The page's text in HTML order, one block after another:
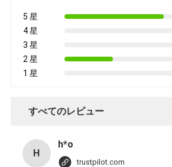
5 星
4 星
3 星
2 星
1 星
すべてのレビュー
H
h*o
trustpilot.com